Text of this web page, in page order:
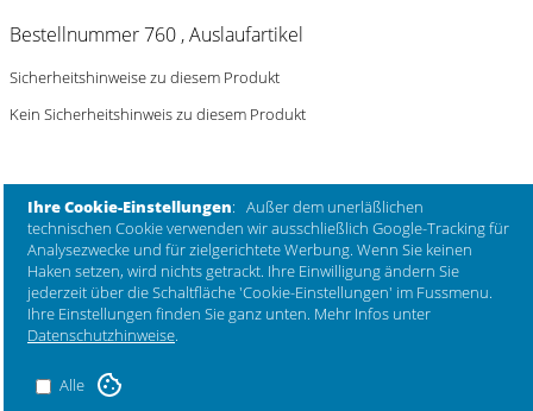
Ihre Cookie-Einstellungen: Außer dem unerläßlichen
technischen Cookie verwenden wir ausschließlich Google-Tracking für
Analysezwecke und für zielgerichtete Werbung. Wenn Sie keinen
Haken setzen, wird nichts getrackt. Ihre Einwilligung ändern Sie
jederzeit über die Schaltfläche 'Cookie-Einstellungen' im Fussmenu.
Ihre Einstellungen finden Sie ganz unten. Mehr Infos unter
Datenschutzhinweise.
Alle
Mehr Marken ...
Bestellnummer 760 , Auslaufartikel
Sicherheitshinweise zu diesem Produkt
Kein Sicherheitshinweis zu diesem Produkt
kombinierbar mit